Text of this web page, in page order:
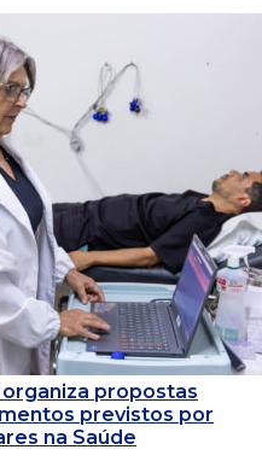
propostas
previstos por
na Saúde